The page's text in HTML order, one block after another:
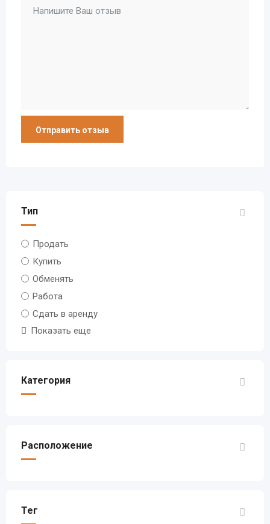
Тип
Продать
Купить
Обменять
Работа
Сдать в аренду
Показать еще
Категория
Расположение
Тег